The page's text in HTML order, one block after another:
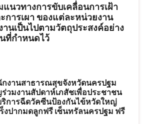
นวทางการขับเคลื่อนการเฝ้า
การเผา ของแต่ละหน่วยงาน
านเป็นไปตามวัตถุประสงค์อย่าง
ที่กำหนดไว้
กงานสาธารณสุขจังหวัดนครปฐม
ร่วมงานสัปดาห์เภสัชเพื่อประชาชน
ริการฉีดวัคซีนป้องกันไข้หวัดใหญ่
งปากมดลูกฟรี เซ็นทรัลนครปฐม ฟรี